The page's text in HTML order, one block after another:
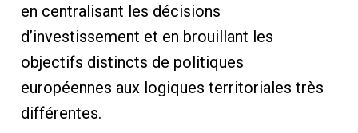
en centralisant les décisions
d’investissement et en brouillant les
objectifs distincts de politiques
européennes aux logiques territoriales très
différentes.